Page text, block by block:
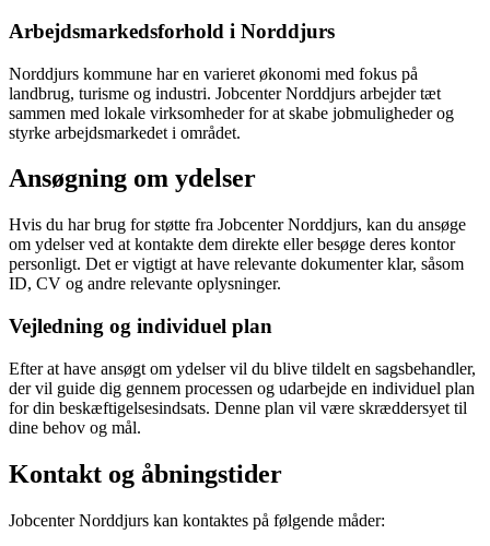
Arbejdsmarkedsforhold i Norddjurs
Norddjurs kommune har en varieret økonomi med fokus på
landbrug, turisme og industri. Jobcenter Norddjurs arbejder tæt
sammen med lokale virksomheder for at skabe jobmuligheder og
styrke arbejdsmarkedet i området.
Ansøgning om ydelser
Hvis du har brug for støtte fra Jobcenter Norddjurs, kan du ansøge
om ydelser ved at kontakte dem direkte eller besøge deres kontor
personligt. Det er vigtigt at have relevante dokumenter klar, såsom
ID, CV og andre relevante oplysninger.
Vejledning og individuel plan
Efter at have ansøgt om ydelser vil du blive tildelt en sagsbehandler,
der vil guide dig gennem processen og udarbejde en individuel plan
for din beskæftigelsesindsats. Denne plan vil være skræddersyet til
dine behov og mål.
Kontakt og åbningstider
Jobcenter Norddjurs kan kontaktes på følgende måder: